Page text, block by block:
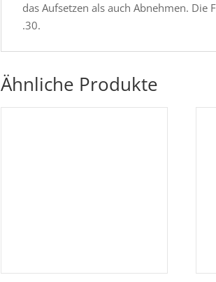
das Aufsetzen als auch Abnehmen.
.30.
Ähnliche Produkte